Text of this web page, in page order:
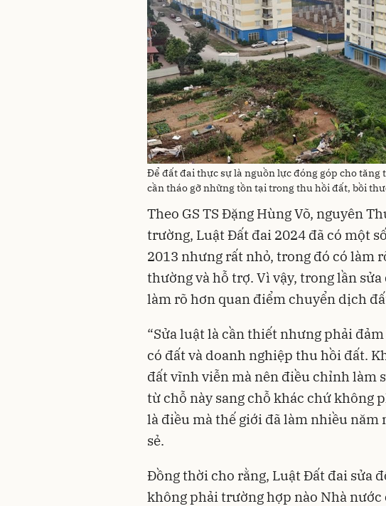
Để đất đai thực sự là nguồn lực đóng góp cho
cần tháo gỡ những tồn tại trong thu hồi đất, bồi
Theo GS TS Đặng Hùng Võ, nguyên
trường, Luật Đất đai 2024 đã có một
2013 nhưng rất nhỏ, trong đó có làm
thường và hỗ trợ. Vì vậy, trong lần
làm rõ hơn quan điểm chuyển dịch
“Sửa luật là cần thiết nhưng phải
có đất và doanh nghiệp thu hồi đất.
đất vĩnh viễn mà nên điều chỉnh làm
từ chỗ này sang chỗ khác chứ không
là điều mà thế giới đã làm nhiều năm
sẻ.
Đồng thời cho rằng, Luật Đất đai sửa
không phải trường hợp nào Nhà